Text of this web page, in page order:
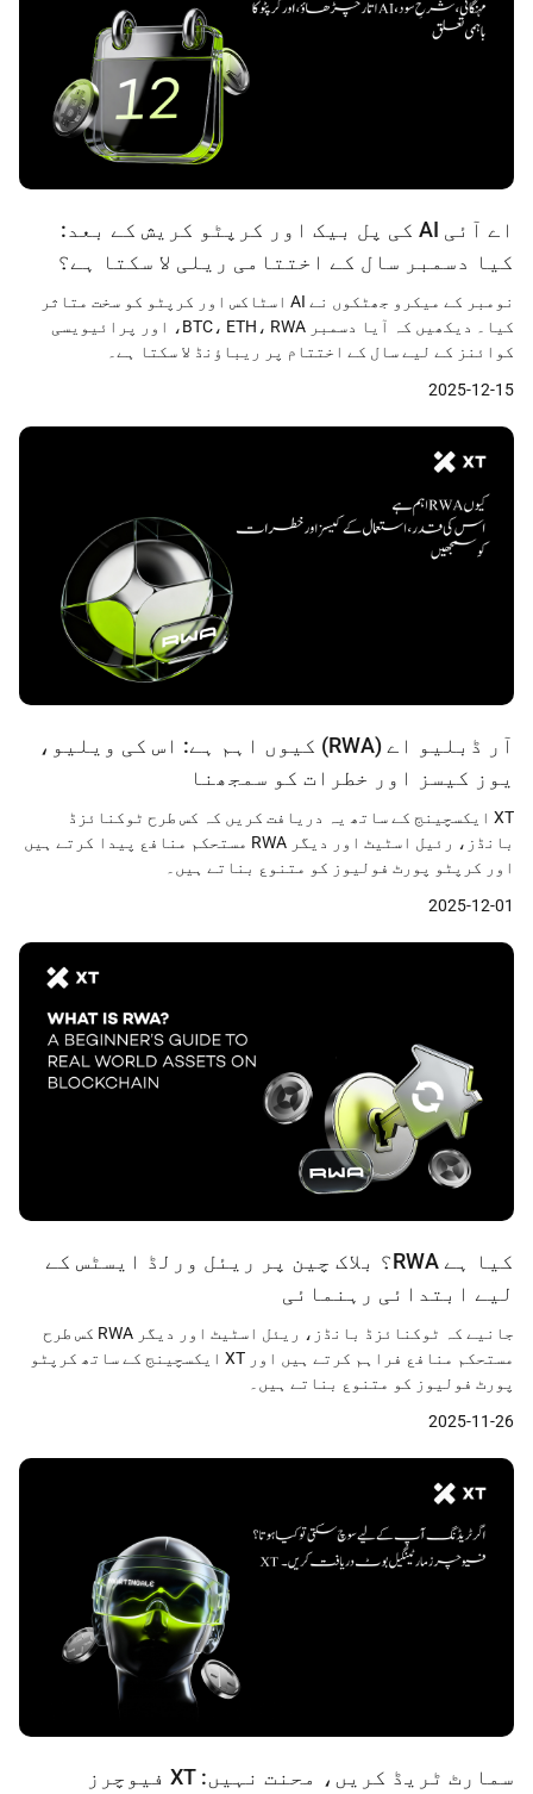
اے آئی AI کی پل بیک اور کرپٹو کریش کے بعد:
کیا دسمبر سال کے اختتامی ریلی لا سکتا ہے؟
نومبر کے میکرو جھٹکوں نے AI اسٹاکس اور کرپٹو کو سخت متاثر
کیا۔ دیکھیں کہ آیا دسمبر BTC، ETH، RWA، اور پرائیویسی
کوائنز کے لیے سال کے اختتام پر ریباؤنڈ لا سکتا ہے۔
2025-12-15
آر ڈبلیو اے (RWA) کیوں اہم ہے: اس کی ویلیو،
یوز کیسز اور خطرات کو سمجھنا
XT ایکسچینج کے ساتھ یہ دریافت کریں کہ کس طرح ٹوکنائزڈ
بانڈز، رئیل اسٹیٹ اور دیگر RWA مستحکم منافع پیدا کرتے ہیں
اور کرپٹو پورٹ فولیوز کو متنوع بناتے ہیں۔
2025-12-01
کیا ہے RWA؟ بلاک چین پر ریئل ورلڈ ایسٹس کے
لیے ابتدائی رہنمائی
جانیے کہ ٹوکنائزڈ بانڈز، ریئل اسٹیٹ اور دیگر RWA کس طرح
مستحکم منافع فراہم کرتے ہیں اور XT ایکسچینج کے ساتھ کرپٹو
پورٹ فولیوز کو متنوع بناتے ہیں۔
2025-11-26
سمارٹ ٹریڈ کریں، محنت نہیں: XT فیوچرز